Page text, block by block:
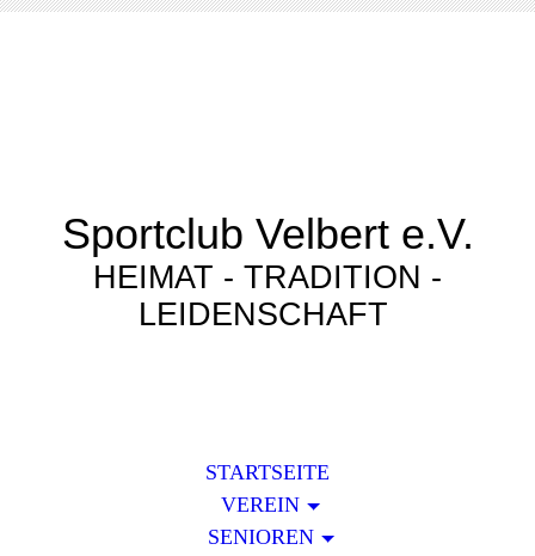
Sportclub Velbert e.V.
HEIMAT - TRADITION -
LEIDENSCHAFT
STARTSEITE
VEREIN
SENIOREN